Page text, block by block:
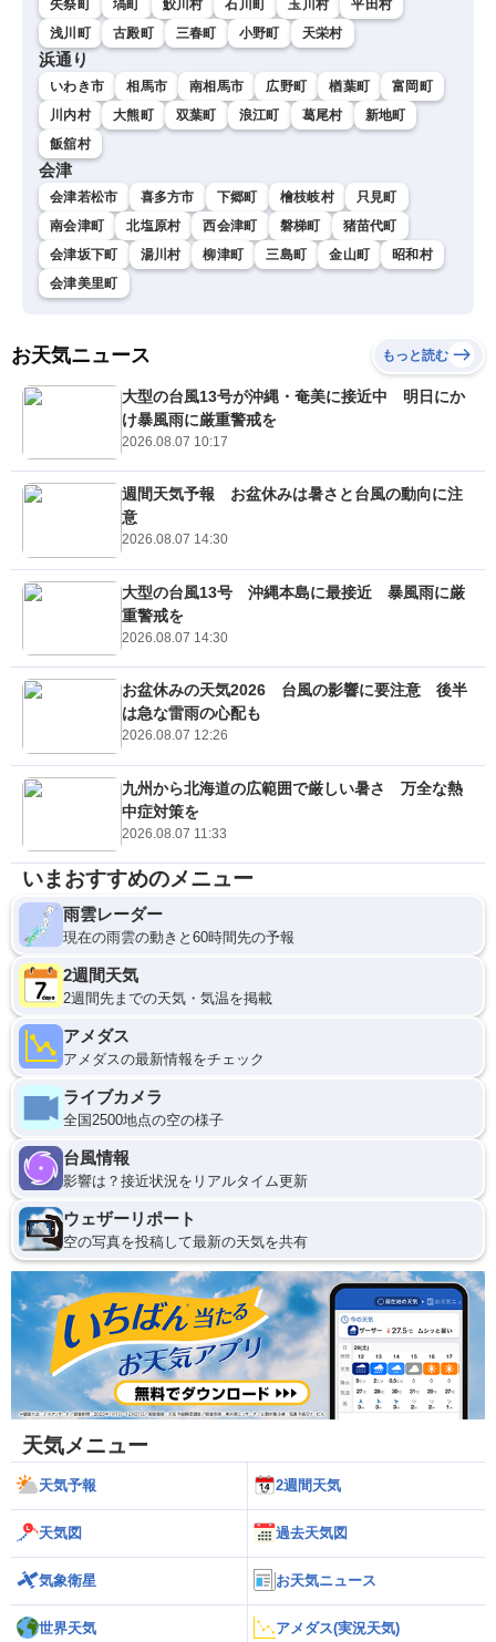
矢祭町 塙町 鮫川村 石川町 玉川村
平田村
浅川町
古殿町 三春町 小野町 天栄村
浜通り
いわき市 相馬市 南相馬市 広野町 楢葉町
富岡町
川内村
大熊町 双葉町 浪江町 葛尾村
新地町
飯舘村
会津
会津若松市 喜多方市 下郷町 檜枝岐村
只見町
南会津町
北塩原村 西会津町 磐梯町
猪苗代町
会津坂下町
湯川村 柳津町 三島町 金山町
昭和村
会津美里町
お天気ニュース もっと読む
大型の台風13号が沖縄・奄美に接近中 明日にか
け暴風雨に厳重警戒を
2026.08.07 10:17
週間天気予報 お盆休みは暑さと台風の動向に注
意
2026.08.07 14:30
大型の台風13号 沖縄本島に最接近 暴風雨に厳
重警戒を
2026.08.07 14:30
お盆休みの天気2026 台風の影響に要注意 後半
は急な雷雨の心配も
2026.08.07 12:26
九州から北海道の広範囲で厳しい暑さ 万全な熱
中症対策を
2026.08.07 11:33
いまおすすめのメニュー
雨雲レーダー
現在の雨雲の動きと60時間先の予報
2週間天気
2週間先までの天気・気温を掲載
アメダス
アメダスの最新情報をチェック
ライブカメラ
全国2500地点の空の様子
台風情報
影響は？接近状況をリアルタイム更新
ウェザーリポート
空の写真を投稿して最新の天気を共有
天気メニュー
天気予報 2週間天気
天気図 過去天気図
気象衛星 お天気ニュース
世界天気 アメダス(実況天気)